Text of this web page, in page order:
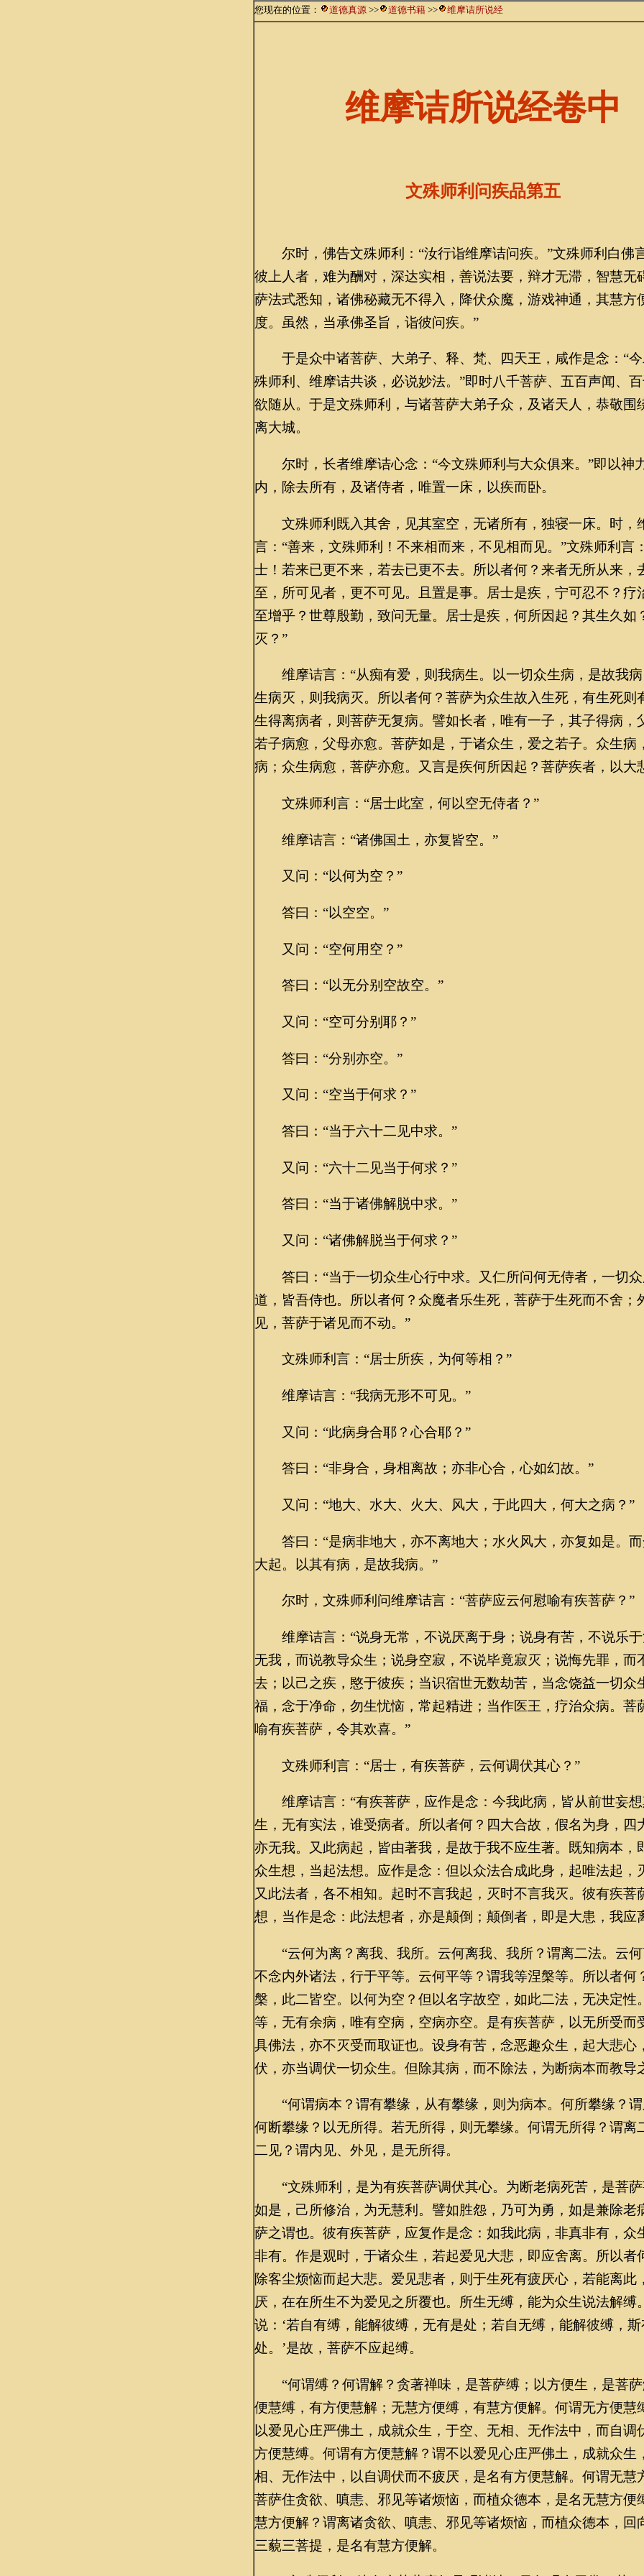
您现在的位置： 道德真源 >> 道德书籍 >> 维摩诘所说经
维摩诘所说经卷中
文殊师利问疾品第五
尔时，佛告文殊师利：“汝行诣维摩诘问疾。”文殊师利白佛
彼上人者，难为酬对，深达实相，善说法要，辩才无滞，智慧无
萨法式悉知，诸佛秘藏无不得入，降伏众魔，游戏神通，其慧方
度。虽然，当承佛圣旨，诣彼问疾。”
于是众中诸菩萨、大弟子、释、梵、四天王，咸作是念：“今
殊师利、维摩诘共谈，必说妙法。”即时八千菩萨、五百声闻、
欲随从。于是文殊师利，与诸菩萨大弟子众，及诸天人，恭敬围
离大城。
尔时，长者维摩诘心念：“今文殊师利与大众俱来。”即以神
内，除去所有，及诸侍者，唯置一床，以疾而卧。
文殊师利既入其舍，见其室空，无诸所有，独寝一床。时，
言：“善来，文殊师利！不来相而来，不见相而见。”文殊师利言
士！若来已更不来，若去已更不去。所以者何？来者无所从来，
至，所可见者，更不可见。且置是事。居士是疾，宁可忍不？疗
至增乎？世尊殷勤，致问无量。居士是疾，何所因起？其生久如
灭？”
维摩诘言：“从痴有爱，则我病生。以一切众生病，是故我病
生病灭，则我病灭。所以者何？菩萨为众生故入生死，有生死则
生得离病者，则菩萨无复病。譬如长者，唯有一子，其子得病，
若子病愈，父母亦愈。菩萨如是，于诸众生，爱之若子。众生病
病；众生病愈，菩萨亦愈。又言是疾何所因起？菩萨疾者，以大
文殊师利言：“居士此室，何以空无侍者？”
维摩诘言：“诸佛国土，亦复皆空。”
又问：“以何为空？”
答曰：“以空空。”
又问：“空何用空？”
答曰：“以无分别空故空。”
又问：“空可分别耶？”
答曰：“分别亦空。”
又问：“空当于何求？”
答曰：“当于六十二见中求。”
又问：“六十二见当于何求？”
答曰：“当于诸佛解脱中求。”
又问：“诸佛解脱当于何求？”
答曰：“当于一切众生心行中求。又仁所问何无侍者，一切众
道，皆吾侍也。所以者何？众魔者乐生死，菩萨于生死而不舍；
见，菩萨于诸见而不动。”
文殊师利言：“居士所疾，为何等相？”
维摩诘言：“我病无形不可见。”
又问：“此病身合耶？心合耶？”
答曰：“非身合，身相离故；亦非心合，心如幻故。”
又问：“地大、水大、火大、风大，于此四大，何大之病？”
答曰：“是病非地大，亦不离地大；水火风大，亦复如是。而
大起。以其有病，是故我病。”
尔时，文殊师利问维摩诘言：“菩萨应云何慰喻有疾菩萨？”
维摩诘言：“说身无常，不说厌离于身；说身有苦，不说乐于
无我，而说教导众生；说身空寂，不说毕竟寂灭；说悔先罪，而
去；以己之疾，愍于彼疾；当识宿世无数劫苦，当念饶益一切众
福，念于净命，勿生忧恼，常起精进；当作医王，疗治众病。菩
喻有疾菩萨，令其欢喜。”
文殊师利言：“居士，有疾菩萨，云何调伏其心？”
维摩诘言：“有疾菩萨，应作是念：今我此病，皆从前世妄想
生，无有实法，谁受病者。所以者何？四大合故，假名为身，四
亦无我。又此病起，皆由著我，是故于我不应生著。既知病本，
众生想，当起法想。应作是念：但以众法合成此身，起唯法起，
又此法者，各不相知。起时不言我起，灭时不言我灭。彼有疾菩
想，当作是念：此法想者，亦是颠倒；颠倒者，即是大患，我应
“云何为离？离我、我所。云何离我、我所？谓离二法。云何
不念内外诸法，行于平等。云何平等？谓我等涅槃等。所以者何
槃，此二皆空。以何为空？但以名字故空，如此二法，无决定性
等，无有余病，唯有空病，空病亦空。是有疾菩萨，以无所受而
具佛法，亦不灭受而取证也。设身有苦，念恶趣众生，起大悲心
伏，亦当调伏一切众生。但除其病，而不除法，为断病本而教导
“何谓病本？谓有攀缘，从有攀缘，则为病本。何所攀缘？谓
何断攀缘？以无所得。若无所得，则无攀缘。何谓无所得？谓离
二见？谓内见、外见，是无所得。
“文殊师利，是为有疾菩萨调伏其心。为断老病死苦，是菩萨
如是，己所修治，为无慧利。譬如胜怨，乃可为勇，如是兼除老
萨之谓也。彼有疾菩萨，应复作是念：如我此病，非真非有，众
非有。作是观时，于诸众生，若起爱见大悲，即应舍离。所以者
除客尘烦恼而起大悲。爱见悲者，则于生死有疲厌心，若能离此
厌，在在所生不为爱见之所覆也。所生无缚，能为众生说法解缚
说：‘若自有缚，能解彼缚，无有是处；若自无缚，能解彼缚，
处。’是故，菩萨不应起缚。
“何谓缚？何谓解？贪著禅味，是菩萨缚；以方便生，是菩萨
便慧缚，有方便慧解；无慧方便缚，有慧方便解。何谓无方便慧
以爱见心庄严佛土，成就众生，于空、无相、无作法中，而自调
方便慧缚。何谓有方便慧解？谓不以爱见心庄严佛土，成就众生
相、无作法中，以自调伏而不疲厌，是名有方便慧解。何谓无慧
菩萨住贪欲、嗔恚、邪见等诸烦恼，而植众德本，是名无慧方便
慧方便解？谓离诸贪欲、嗔恚、邪见等诸烦恼，而植众德本，回
三藐三菩提，是名有慧方便解。